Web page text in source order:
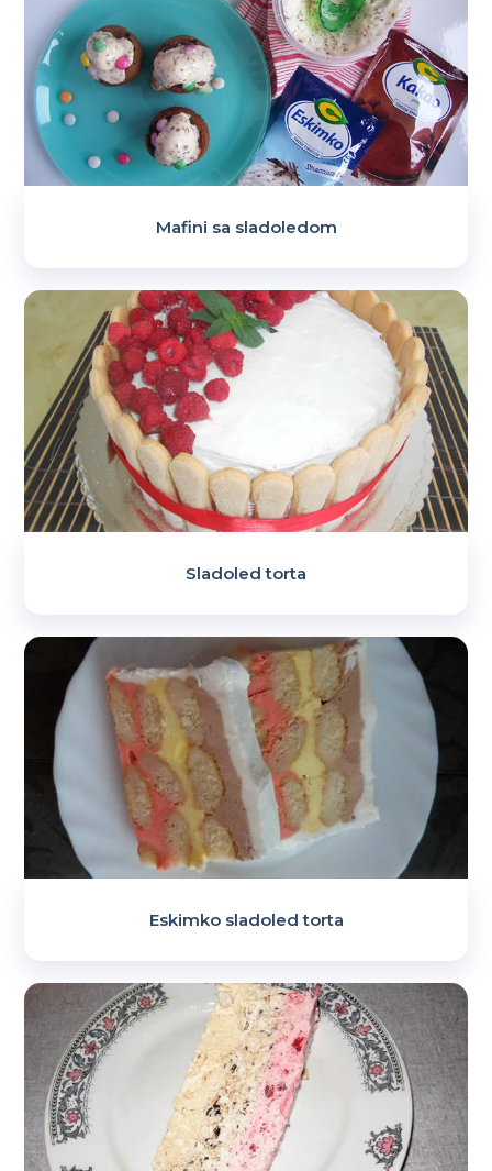
Mafini sa sladoledom
Sladoled torta
Eskimko sladoled torta